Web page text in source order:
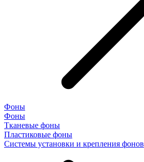
Фоны
Фоны
Тканевые фоны
Пластиковые фоны
Системы установки и крепления фонов